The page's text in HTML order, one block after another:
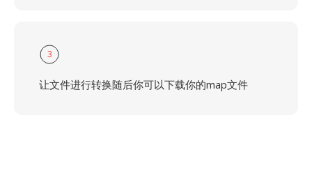
3
让文件进行转换随后你可以下载你的map文件